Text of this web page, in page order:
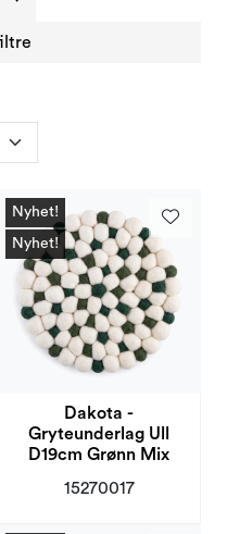
Nyhet!
Nyhet!
Dakota -
Gryteunderlag Ull
D19cm Grønn Mix
15270017